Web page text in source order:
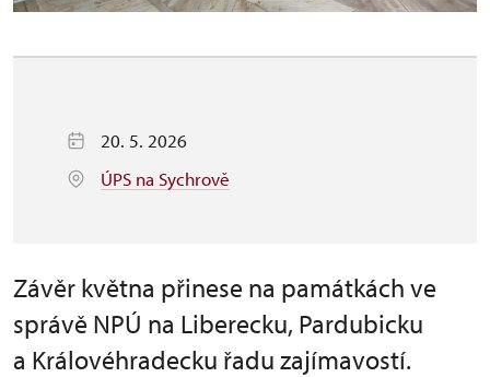
20. 5. 2026
ÚPS na Sychrově
Závěr května přinese na památkách ve
správě NPÚ na Liberecku, Pardubicku
a Královéhradecku řadu zajímavostí.